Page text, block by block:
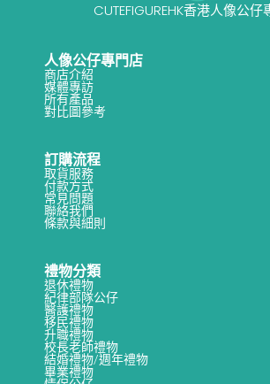
CUTEFIGUREHK香港人像公仔
人像公仔專門店
商店介紹
媒體專訪
所有產品
對比圖參考
訂購流程
取貨服務
付款方式
常見問題
聯絡我們
條款與細則
禮物分類
退休禮物
紀律部隊公仔
醫護禮物
移民禮物
升職禮物
校長老師禮物
結婚禮物/週年禮物
畢業禮物